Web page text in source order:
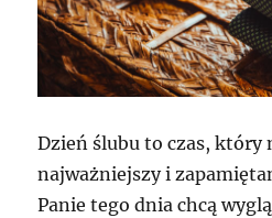
Dzień ślubu to czas, który
najważniejszy i
Panie tego dnia chcą